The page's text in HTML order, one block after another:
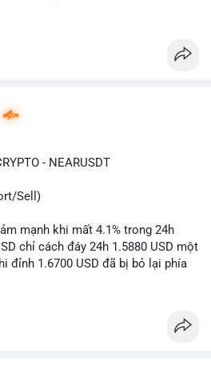
crypto, tăng áp lực pháp lý.
- NEARUSDT
Sell)
mạnh khi mất 4.1% trong 24h
chỉ cách đáy 24h 1.5880 USD một
đỉnh 1.6700 USD đã bị bỏ lại phía
giao dịch 10.29 triệu NEAR